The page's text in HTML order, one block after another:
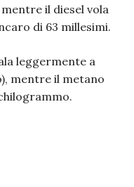
il diesel vola
di 63 millesimi.
leggermente a
mentre il metano